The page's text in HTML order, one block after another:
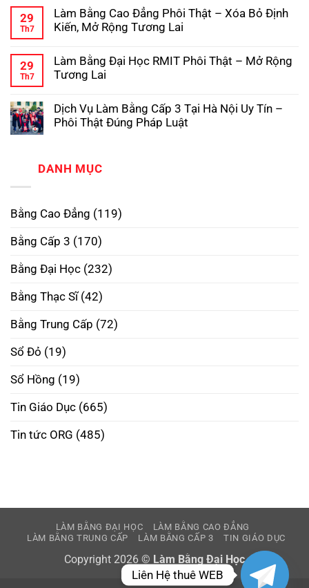
Bằng
Đại
Học
Làm
Bằng
Đại
Hồ
Sơ
Gốc
bình
luận
ở
Làm
Bằng
Cấp
Phôi
Thật,
Uy
29
Th7
Làm Bằng Cao Đẳng Phôi Thật – Xóa Bỏ Định
Kiến, Mở Rộng Tương Lai
bình
luận
ở
Cao
Đẳng
Phôi
Bỏ
Tương
29
Th7
Làm Bằng Đại Học RMIT Phôi Thật – Mở Rộng
Tương Lai
bình
luận
ở
Học
RMIT
Mở
Tương
Lai
Dịch Vụ Làm Bằng Cấp 3 Tại Hà Nội Uy Tín –
Phôi Thật Đúng Pháp Luật
luận
ở
Bằng
Tại
Nội
Uy
Phôi
Đúng
Pháp
DANH MỤC
Bằng Cao Đẳng (119)
Bằng Cấp 3 (170)
Bằng Đại Học (232)
Bằng Thạc Sĩ(42)
Bằng Trung Cấp (72)
Sổ Đỏ (19)
Sổ Hồng (19)
Tin Giáo Dục (665)
Tin tức ORG (485)
LÀM BẰNG ĐẠI HỌC
LÀM BẰNG CAO ĐẲNG
LÀM BẰNG TRUNG CẤP
LÀM BẰNG CẤP 3 TIN GIÁO DỤC
Copyright 2026 © Làm Bằng Đại Học
Liên Hệ thuê WEB